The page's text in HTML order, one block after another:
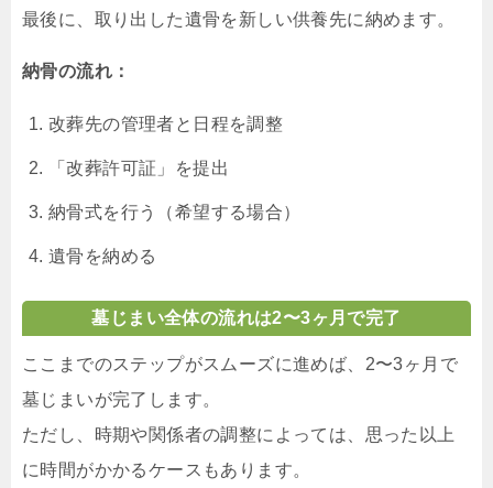
最後に、取り出した遺骨を新しい供養先に納めます。
納骨の流れ：
改葬先の管理者と日程を調整
「改葬許可証」を提出
納骨式を行う（希望する場合）
遺骨を納める
墓じまい全体の流れは2〜3ヶ月で完了
ここまでのステップがスムーズに進めば、2〜3ヶ月で
墓じまいが完了します。
ただし、時期や関係者の調整によっては、思った以上
に時間がかかるケースもあります。